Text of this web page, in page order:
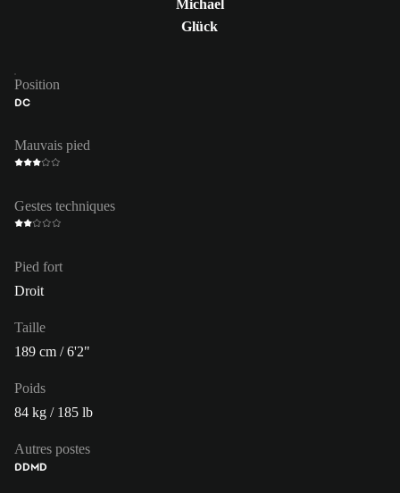
Michael
Glück
Position
DC
Mauvais pied
Gestes techniques
Pied fort
Droit
Taille
189 cm / 6'2"
Poids
84 kg / 185 lb
Autres postes
DDMD